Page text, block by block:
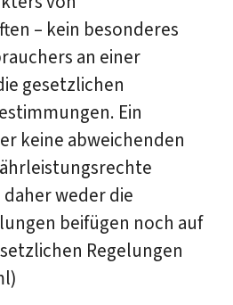
– kein besonderes
an einer
gesetzlichen
Ein
keine abweichenden
weder die
beifügen noch auf
Regelungen